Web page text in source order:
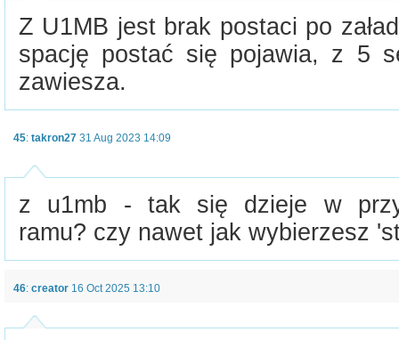
Z U1MB jest brak postaci po
spację postać się pojawia, z 5
zawiesza.
45: takron27 31 Aug 2023 14:09
z u1mb - tak się dzieje w
ramu? czy nawet jak wybierzesz
46: creator 16 Oct 2025 13:10